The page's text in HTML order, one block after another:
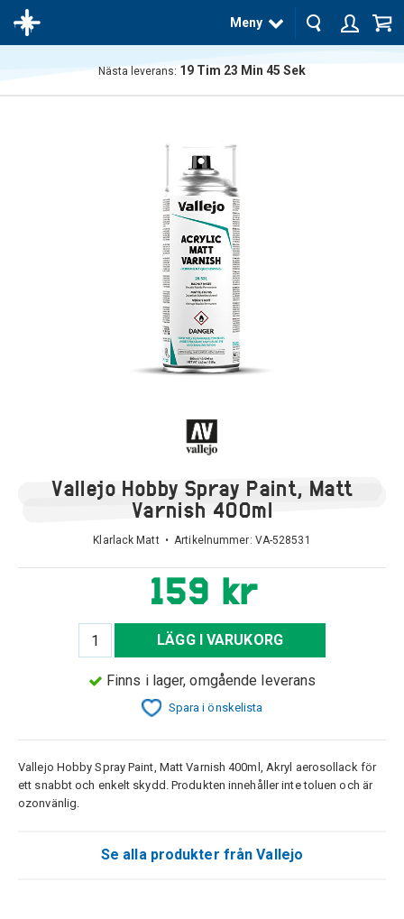
Meny
Nästa leverans: 19 Tim 23 Min 45 Sek
Vallejo Hobby Spray Paint, Matt
Varnish 400ml
Klarlack Matt • Artikelnummer: VA-528531
159 kr
LÄGG I VARUKORG
Finns i lager, omgående leverans
Spara i önskelista
Vallejo Hobby Spray Paint, Matt Varnish 400ml, Akryl aerosollack för
ett snabbt och enkelt skydd. Produkten innehåller inte toluen och är
ozonvänlig.
Se alla produkter från Vallejo